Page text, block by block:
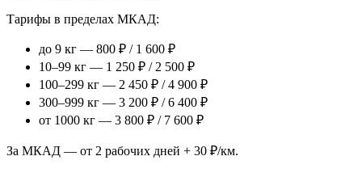
Тарифы в пределах МКАД:
до 9 кг — 800 ₽ / 1 600 ₽
10–99 кг — 1 250 ₽ / 2 500 ₽
100–299 кг — 2 450 ₽ / 4 900 ₽
300–999 кг — 3 200 ₽ / 6 400 ₽
от 1000 кг — 3 800 ₽ / 7 600 ₽
За МКАД — от 2 рабочих дней + 30 ₽/км.